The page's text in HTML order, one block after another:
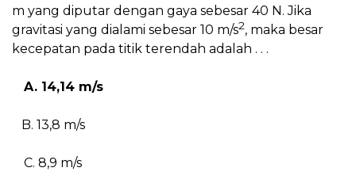
m yang diputar dengan gaya sebesar 40 N. Jika
gravitasi yang dialami sebesar 10 m/s2, maka besar
kecepatan pada titik terendah adalah . . .
A. 14,14 m/s
B. 13,8 m/s
C. 8,9 m/s